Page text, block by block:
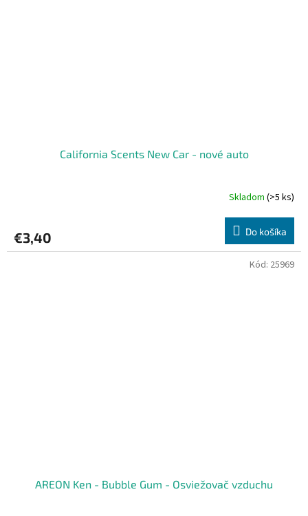
California Scents New Car - nové auto
Skladom (>5 ks)
€3,40 Do košíka
AREON Ken - Bubble Gum - Osviežovač vzduchu
Kód: 25969